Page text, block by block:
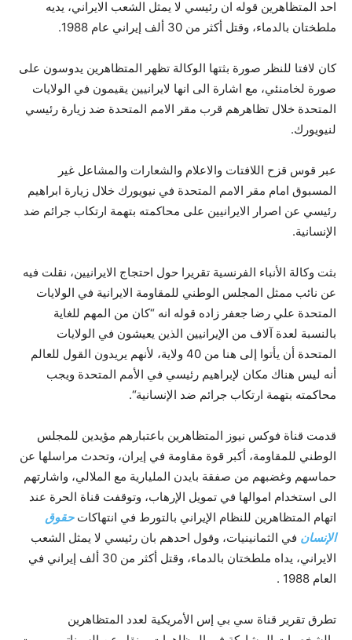
احد المتظاهرين قوله ان رئيسي لا يمثل الشعب الايراني، يديه
ملطختان بالدماء، وقتل أكثر من 30 ألف إيراني عام 1988.
كان لافتا للنظر صورة بثتها الوكالة تظهر المتظاهرين يدوسون على
صورة لخامنئي، مع اشارة الى انها لايرانيين يقيمون في الولايات
المتحدة خلال تظاهرهم قرب مقر الامم المتحدة ضد زيارة رئيسي
لنيويورك.
عبر قوس قزح اللافتات والاعلام والشعارات والمشاعل غير
المسبوق امام مقر الامم المتحدة في نيويورك خلال زيارة ابراهيم
رئيسي عن اصرار الايرانيين على محاكمته بتهمة ارتكاب جرائم ضد
الإنسانية.
بثت وكالة الأنباء الفرنسية تقريرا حول احتجاج الايرانيين، نقلت فيه
عن نائب ممثل المجلس الوطني للمقاومة الايرانية في الولايات
المتحدة علي رضا جعفر زاده قوله انه “كان من المهم للغاية
بالنسبة لعدة آلاف من الإيرانيين الذين يعيشون في الولايات
المتحدة أن يأتوا إلى هنا من 40 ولاية، لأنهم يريدون القول للعالم
أنه ليس هناك مكان لإبراهيم رئيسي في الأمم المتحدة ويجب
محاكمته بتهمة ارتكاب جرائم ضد الإنسانية“.
قدمت قناة فوكس نيوز المتظاهرين باعتبارهم مؤيدين للمجلس
الوطني للمقاومة، أكبر قوة مقاومة في إيران، وتحدث مراسلها عن
حماسهم وغضبهم من صفقة بايدن المليارية مع الملالي، واشارتهم
الى استخدام اموالها في تمويل الإرهاب، وتوقفت قناة الحرة عند
اتهام المتظاهرين للنظام الإيراني بالتورط في انتهاكاتحقوق
الإنسان في الثمانينيات، وقول احدهم بان رئيسي لا يمثل الشعب
الايراني، يداه ملطختان بالدماء، وقتل أكثر من 30 ألف إيراني في
العام 1988 .
تطرق تقرير قناة سي بي إس الأمريكية لعدد المتظاهرين